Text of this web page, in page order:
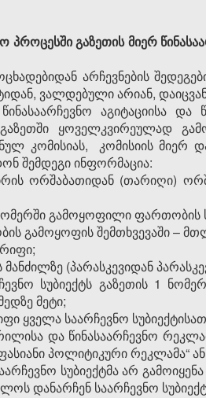
პროცესში გაზეთის მიერ
არჩევნების
ვალდებული არიან,
აგიტაციისა
გაზეთში ყოველკვირეულად
კომისიას, კომისიის
შემდეგი ინფორმაცია:
ორშაბათიდან (თარიღი)
გამოყოფილი ფართობის
გამოყოფის შემთხვევაში –
(პარასკევიდან
სუბიექტს გაზეთის 1
მეტი;
ყველა საარჩევნო
და წინასაარჩევნო
პოლიტიკური რეკლამა“
სუბიექტმა არ
დანარჩენ საარჩევნო